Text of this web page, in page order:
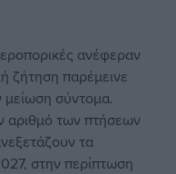
ανέφεραν
ζήτηση παρέμεινε
σύντομα.
αριθμό των πτήσεων
τα
στην περίπτωση